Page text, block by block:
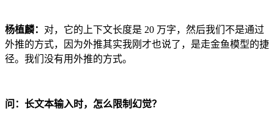
杨植麟： 对，它的上下文长度是 20 万字，然后我们不是通过
外推的方式，因为外推其实我刚才也说了，是走金鱼模型的捷
径。我们没有用外推的方式。
问：长文本输入时，怎么限制幻觉？